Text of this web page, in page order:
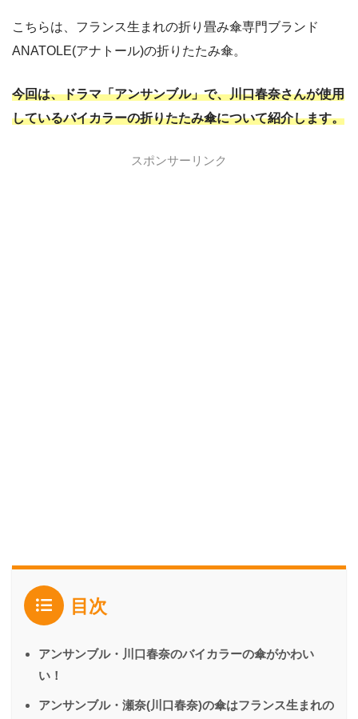
こちらは、フランス生まれの折り畳み傘専門ブランド
ANATOLE(アナトール)の折りたたみ傘。
今回は、ドラマ「アンサンブル」で、川口春奈さんが使用
しているバイカラーの折りたたみ傘について紹介します。
スポンサーリンク
目次
アンサンブル・川口春奈のバイカラーの傘がかわい
い！
アンサンブル・瀬奈(川口春奈)の傘はフランス生まれの